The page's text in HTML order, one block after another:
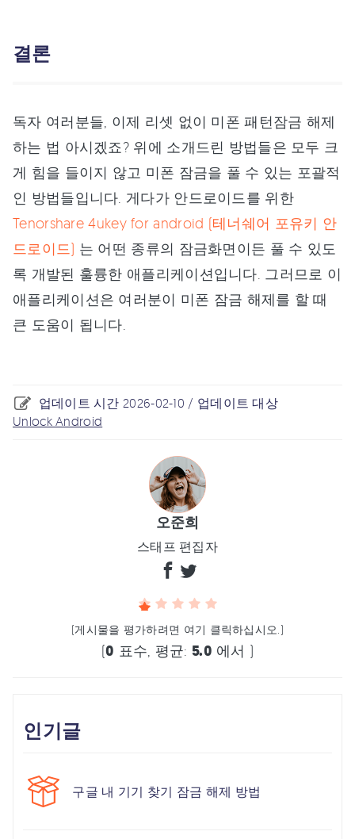
결론
독자 여러분들, 이제 리셋 없이 미폰 패턴잠금 해제
하는 법 아시겠죠? 위에 소개드린 방법들은 모두 크
게 힘을 들이지 않고 미폰 잠금을 풀 수 있는 포괄적
인 방법들입니다. 게다가 안드로이드를 위한
Tenorshare 4ukey for android (테너쉐어 포유키 안
드로이드) 는 어떤 종류의 잠금화면이든 풀 수 있도
록 개발된 훌륭한 애플리케이션입니다. 그러므로 이
애플리케이션은 여러분이 미폰 잠금 해제를 할 때
큰 도움이 됩니다.
업데이트 시간 2026-02-10 / 업데이트 대상
Unlock Android
오준희
스태프 편집자
(게시물을 평가하려면 여기 클릭하십시오.)
(0 표수, 평균: 5.0 에서 )
인기글
구글 내 기기 찾기 잠금 해제 방법